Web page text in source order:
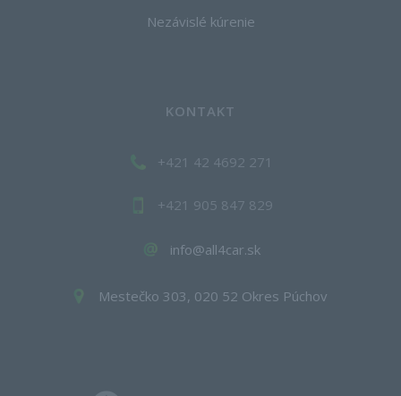
Nezávislé kúrenie
KONTAKT
+421 42 4692 271
+421 905 847 829
info@all4car.sk
Mestečko 303, 020 52 Okres Púchov